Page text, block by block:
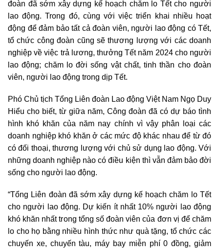
đoàn đã sớm xây dựng kế hoạch chăm lo Tết cho người
lao động. Trong đó, cùng với việc triển khai nhiều hoạt
động để đảm bảo tất cả đoàn viên, người lao động có Tết,
tổ chức công đoàn cũng sẽ thương lượng với các doanh
nghiệp về việc trả lương, thưởng Tết năm 2024 cho người
lao động; chăm lo đời sống vật chất, tinh thần cho đoàn
viên, người lao động trong dịp Tết.
Phó Chủ tịch Tổng Liên đoàn Lao động Việt Nam Ngọ Duy
Hiểu cho biết, từ giữa năm, Công đoàn đã có dự báo tình
hình khó khăn của năm nay chính vì vậy phân loại các
doanh nghiệp khó khăn ở các mức độ khác nhau để từ đó
có đối thoại, thương lượng với chủ sử dụng lao động. Với
những doanh nghiệp nào có điều kiện thì vẫn đảm bảo đời
sống cho người lao động.
“Tổng Liên đoàn đã sớm xây dựng kế hoạch chăm lo Tết
cho người lao động. Dự kiến ít nhất 10% người lao động
khó khăn nhất trong tổng số đoàn viên của đơn vị để chăm
lo cho họ bằng nhiều hình thức như quà tặng, tổ chức các
chuyến xe, chuyến tàu, máy bay miễn phí 0 đồng, giảm